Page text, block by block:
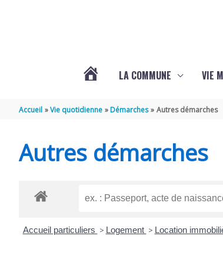
LA COMMUNE VIE
Accueil Vie quotidienne Démarches Autres démarches
Autres démarches
Accueil particuliers > Logement > Location